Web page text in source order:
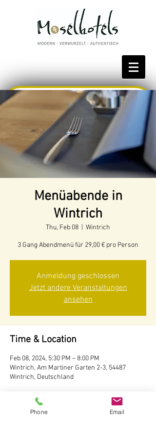
Bestpreis reservieren
Menüabende in
Wintrich
Thu, Feb 08 Wintrich
3 Gang Abendmenü für 29,00 € pro Person
Anmeldung geschlossen
Jetzt andere Veranstaltungen
ansehen
Time & Location
Feb 08, 2024, 5:30 PM – 8:00 PM
Wintrich, Am Martiner Garten 2-3, 54487
Wintrich, Deutschland
About the event
Phone Email